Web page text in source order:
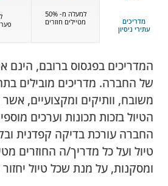
מדריכים
עתירי ניסיון
למעלה מ- 50%
מטיילים חוזרים
המדריכים בפגסוס ברובם, הינם
של החברה. מדריכים מובילים
משובח, וותיקים ומקצועיים,
הטיול בזכות תכונות וערכים
החברה עורכת בדיקה קפדנית
טיול ועל כל מדריך/ה החוזרים
ומסקנות, על מנת שכל טיול